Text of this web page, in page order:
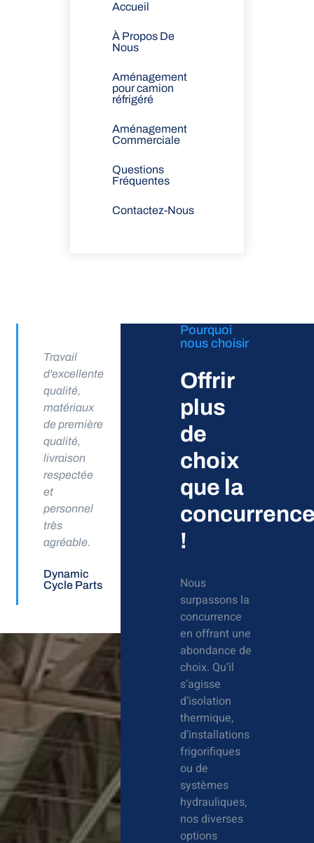
Accueil
À Propos De
Nous
Aménagement
pour camion
réfrigéré
Aménagement
Commerciale
Questions
Fréquentes
Contactez-Nous
Travail
d'excellente
qualité,
matériaux
de première
qualité,
livraison
respectée
et
personnel
très
agréable.
Dynamic
Cycle Parts
Pourquoi
nous choisir
Offrir
plus
de
choix
que la
!
Nous
surpassons la
concurrence
en offrant une
abondance de
choix. Qu’il
s’agisse
d’isolation
thermique,
d’installations
frigorifiques
ou de
systèmes
hydrauliques,
nos diverses
options